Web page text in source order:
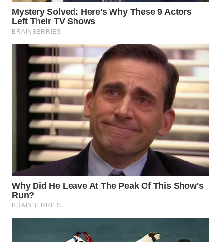
PURWAKARTA
WN
PRIANGAN
TIMUR
WN
SEMARANG
WN
SOLO
WN
BOROBUDUR
WN
MADURA